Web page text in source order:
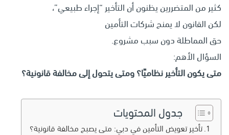
كثير من المتضررين يظنون أن التأخير “إجراء طبيعي”،
لكن القانون لا يمنح شركات التأمين
حق المماطلة دون سبب مشروع.
السؤال الأهم:
متى يكون التأخير نظاميًا؟ ومتى يتحول إلى مخالفة قانونية؟
جدول المحتويات
تأخير تعويض التأمين في دبي: متى يصبح مخالفة قانونية؟